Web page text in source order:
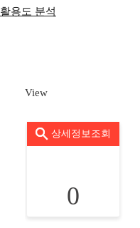
활용도 분석
View
상세정보조회
0